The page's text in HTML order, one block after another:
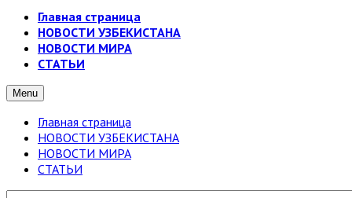
Главная страница
НОВОСТИ УЗБЕКИСТАНА
НОВОСТИ МИРА
СТАТЬИ
Menu
Главная страница
НОВОСТИ УЗБЕКИСТАНА
НОВОСТИ МИРА
СТАТЬИ